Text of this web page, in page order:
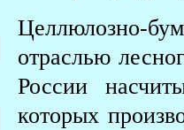
Целлюлозно-
отраслью
России
которых